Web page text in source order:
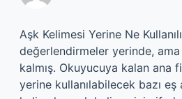
Aşk Kelimesi Yerine Ne
değerlendirmeler yerinde, ama
kalmış. Okuyucuya kalan ana
yerine kullanılabilecek bazı eş